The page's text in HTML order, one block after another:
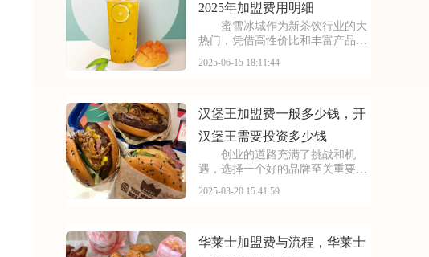
2025年加盟费用明细
蜜雪冰城作为新茶饮行业的大
热门，凭借高性价比和丰富产品
定年轻群体，各种鲜果茶、冰淇淋
潜力的品牌，得投入多少
2025-06-15 18:11:44
汉堡王加盟费一般多少钱，开
汉堡王需要投资多少钱
创业的道路充满了挑战和机
遇，选择一个好的品牌至关重要。
营体系，在市场中具有很强的竞争
文将为你揭秘汉堡王加盟
2025-03-20 15:41:59
华莱士加盟费与流程，华莱士